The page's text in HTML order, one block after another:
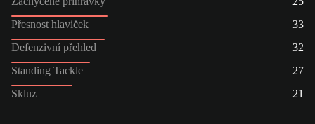
Přesnost hlaviček
33
Defenzivní přehled
32
Standing Tackle
27
Skluz
21